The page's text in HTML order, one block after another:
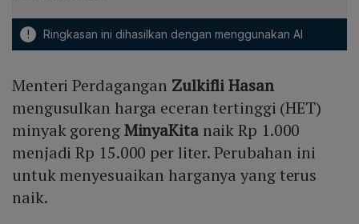
! Ringkasan ini dihasilkan dengan menggunakan AI
Menteri Perdagangan Zulkifli Hasan
mengusulkan harga eceran tertinggi (HET)
minyak gorengMinyaKitanaik Rp 1.000
menjadi Rp 15.000 per liter. Perubahan ini
untuk menyesuaikan harganya yang terus
naik.